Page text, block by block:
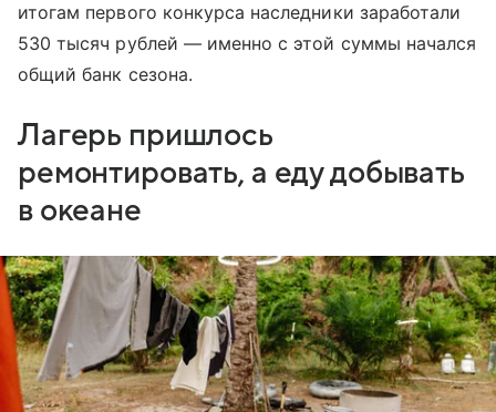
итогам первого конкурса наследники заработали
530 тысяч рублей — именно с этой суммы начался
общий банк сезона.
Лагерь пришлось
ремонтировать, а еду добывать
в океане